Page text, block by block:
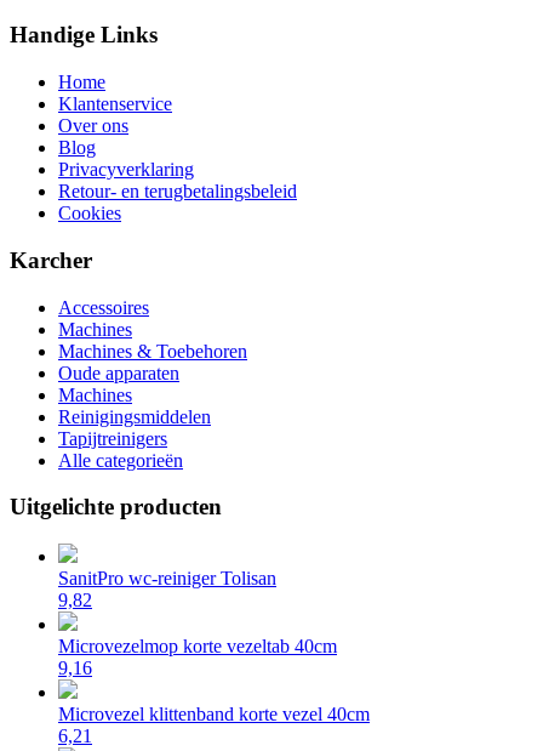
Handige Links
Home
Klantenservice
Over ons
Blog
Privacyverklaring
Retour- en terugbetalingsbeleid
Cookies
Karcher
Accessoires
Machines
Machines & Toebehoren
Oude apparaten
Machines
Reinigingsmiddelen
Tapijtreinigers
Alle categorieën
Uitgelichte producten
SanitPro wc-reiniger Tolisan
9,82
Microvezelmop korte vezeltab 40cm
9,16
Microvezel klittenband korte vezel 40cm
6,21